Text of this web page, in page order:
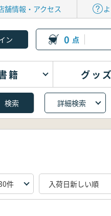
舗情報・アクセス
0 点
籍 グッ
詳細検索